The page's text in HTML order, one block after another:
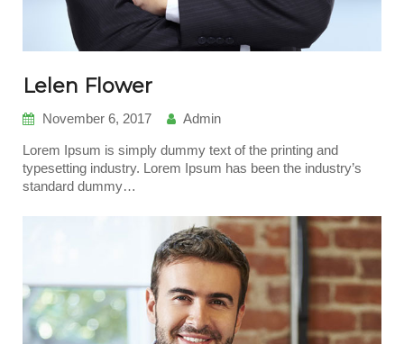
Lelen Flower
November 6, 2017 Admin
Lorem Ipsum is simply dummy text of the printing and
typesetting industry. Lorem Ipsum has been the industry’s
standard dummy…